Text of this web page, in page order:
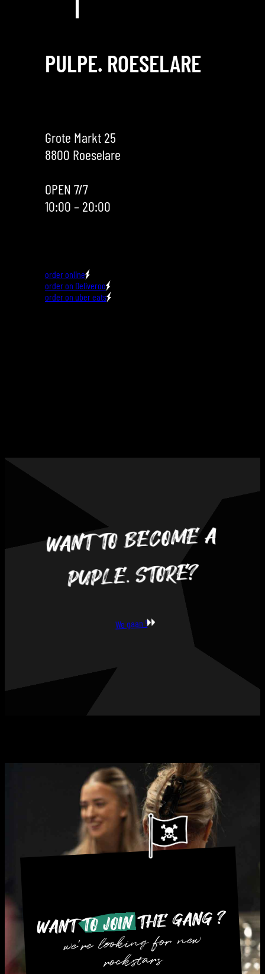
PULPE. ROESELARE
Grote Markt 25
8800 Roeselare
OPEN 7/7
10:00 – 20:00
order online
order on Deliveroo
order on uber eats
WANT TO BECOME A
PUPLE. STORE?
We gaan !
WANTTO JOINTHE GANG ?
we’re looking for new
rockstars